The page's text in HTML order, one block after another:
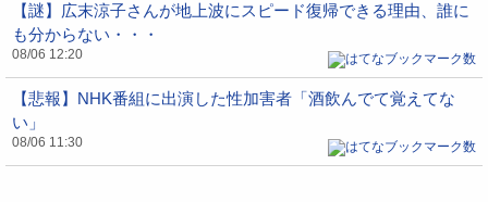
【謎】広末涼子さんが地上波にスピード復帰できる理由、誰に
も分からない・・・
08/06 12:20
【悲報】NHK番組に出演した性加害者「酒飲んでて覚えてな
い」
08/06 11:30